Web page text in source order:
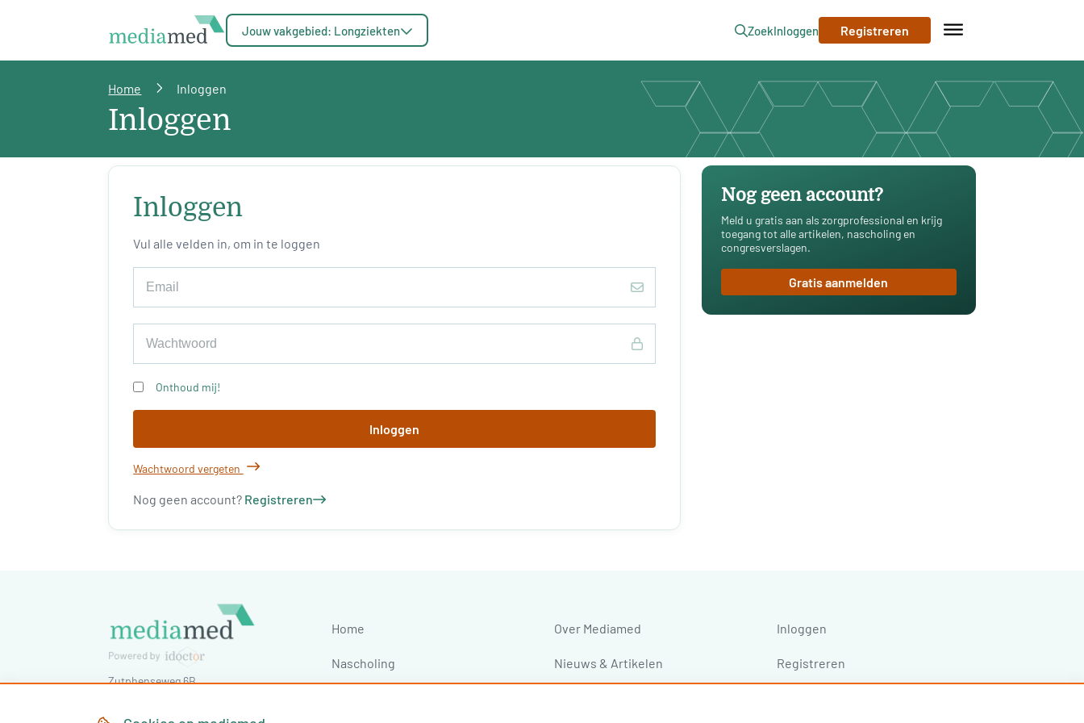
Jouw vakgebied: Longziekten ZoekInloggen Registreren
Home Inloggen
Inloggen
Inloggen
Vul alle velden in, om in te loggen
Onthoud mij!
Inloggen
Wachtwoord vergeten
Nog geen account? Registreren
Nog geen account?
Meld u gratis aan als zorgprofessional en krijg
toegang tot alle artikelen, nascholing en
congresverslagen.
Gratis aanmelden
Zutphenseweg 6B
Tel:030-7603620
Home Over Mediamed
Nascholing Nieuws & Artikelen
Inloggen
Registreren